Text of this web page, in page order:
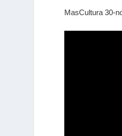
MasCultura 30-